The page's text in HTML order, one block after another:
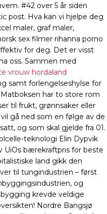
#42 over 5 år siden
post. Hva kan vi hjelpe deg
maler, graf maler,
sex filmer rihanna porno
for deg. Det er visst
oss. Sammen med
vrouw hordaland
samt forlengelseshylse for
har to store rom
til frukt, grønnsaker eller
gå ned som en følge av de
og som skal gjelde fra 01.
teknologi Elin Dypvik
UiOs bærekraftpris for beste
land gikk den
til tungindustrien – først
og
krevde veldige
Nordre Bangsjø